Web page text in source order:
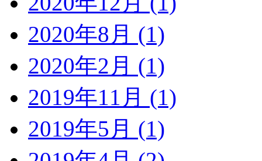
2020年8月 (1)
2020年2月 (1)
2019年11月 (1)
2019年5月 (1)